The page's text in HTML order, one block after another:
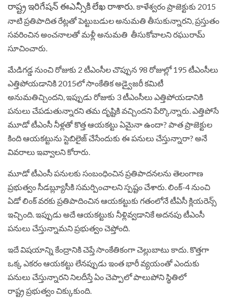
రాష్ట్ర ఇరిగేషన్‌‌ ఈఎన్సీకి లేఖ రాశారు. కాళేశ్వరం ప్రాజెక్టుకు 2015
నాటి ప్రతిపాదిత రేట్లతో పెట్టుబడుల అనుమతి‌‌ తీసుకున్నారని, ప్రస్తుతం
సవరించిన అంచనాలతో మళ్లీ అనుమతి ‌‌ తీసుకోవాలని రఘురామ్​
సూచించారు.
మేడిగడ్డ నుంచి రోజుకు 2 టీఎంసీల చొప్పున 98 రోజుల్లో 195 టీఎంసీలు
ఎత్తిపోయడానికి 2015లో సాంకేతిక‌‌ అడ్వైజరీ కమిటీ
అనుమతిచ్చిందని, ఇప్పుడు రోజుకు 3 టీఎంసీలు ఎత్తిపోయడానికి
పనులు చేపడుతున్నారని తమ దృష్టికి వచ్చిందని పేర్కొన్నారు. ఎత్తిపోసే
మూడో టీఎంసీ నీళ్లతో కొత్త ఆయకట్టు ఏమైనా ఉందా? పాత ప్రాజెక్టుల
కింది ఆయకట్టును స్టెబిలైజ్‌‌ చేసేందుకు ఈ పనులు చేస్తున్నారా? అనే
వివరాలు ఇవ్వాలని కోరారు.
మూడో టీఎంసీ పనులకు సంబంధించిన ప్రతిపాదనలను తెలంగాణ
ప్రభుత్వం సీడబ్ల్యూసీకి సమర్పించాలని స్పష్టం చేశారు. లింక్‌-4 నుంచి
ఏడో లింక్‌ వరకు ప్రతిపాదించిన ఆయకట్టుకు గతంలోనే టీఏసీ క్లియరెన్స్‌
ఇచ్చింది. ఇప్పుడు అదే ఆయకట్టుకు నీళ్లివ్వడానికే అదనపు‌ టీఎంసీ
పనులు చేస్తున్నామని ప్రభుత్వం చెప్తోంది.
ఇదే విషయాన్ని కేంద్రానికి చెప్తే సాంకేతికంగా చెల్లుబాటు కాదు. కొత్తగా
ఒక్క ఎకరం ఆయకట్టు లేనప్పుడు ఇంత భారీ వ్యయంతో ఎందుకు
పనులు చేస్తున్నారని నిలదీస్తే ఏం చెప్పాలో పాలుపోని స్థితిలో
రాష్ట్ర ప్రభుత్వం చిక్కుకుంది.